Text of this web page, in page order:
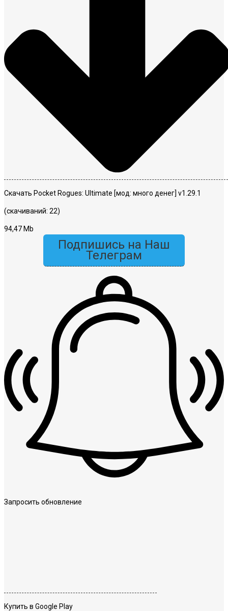
Скачать Pocket Rogues: Ultimate [мод: много денег] v1.29.1
(скачиваний: 22)
94,47 Mb
Подпишись на Наш
Телеграм
Запросить обновление
Купить в Google Play